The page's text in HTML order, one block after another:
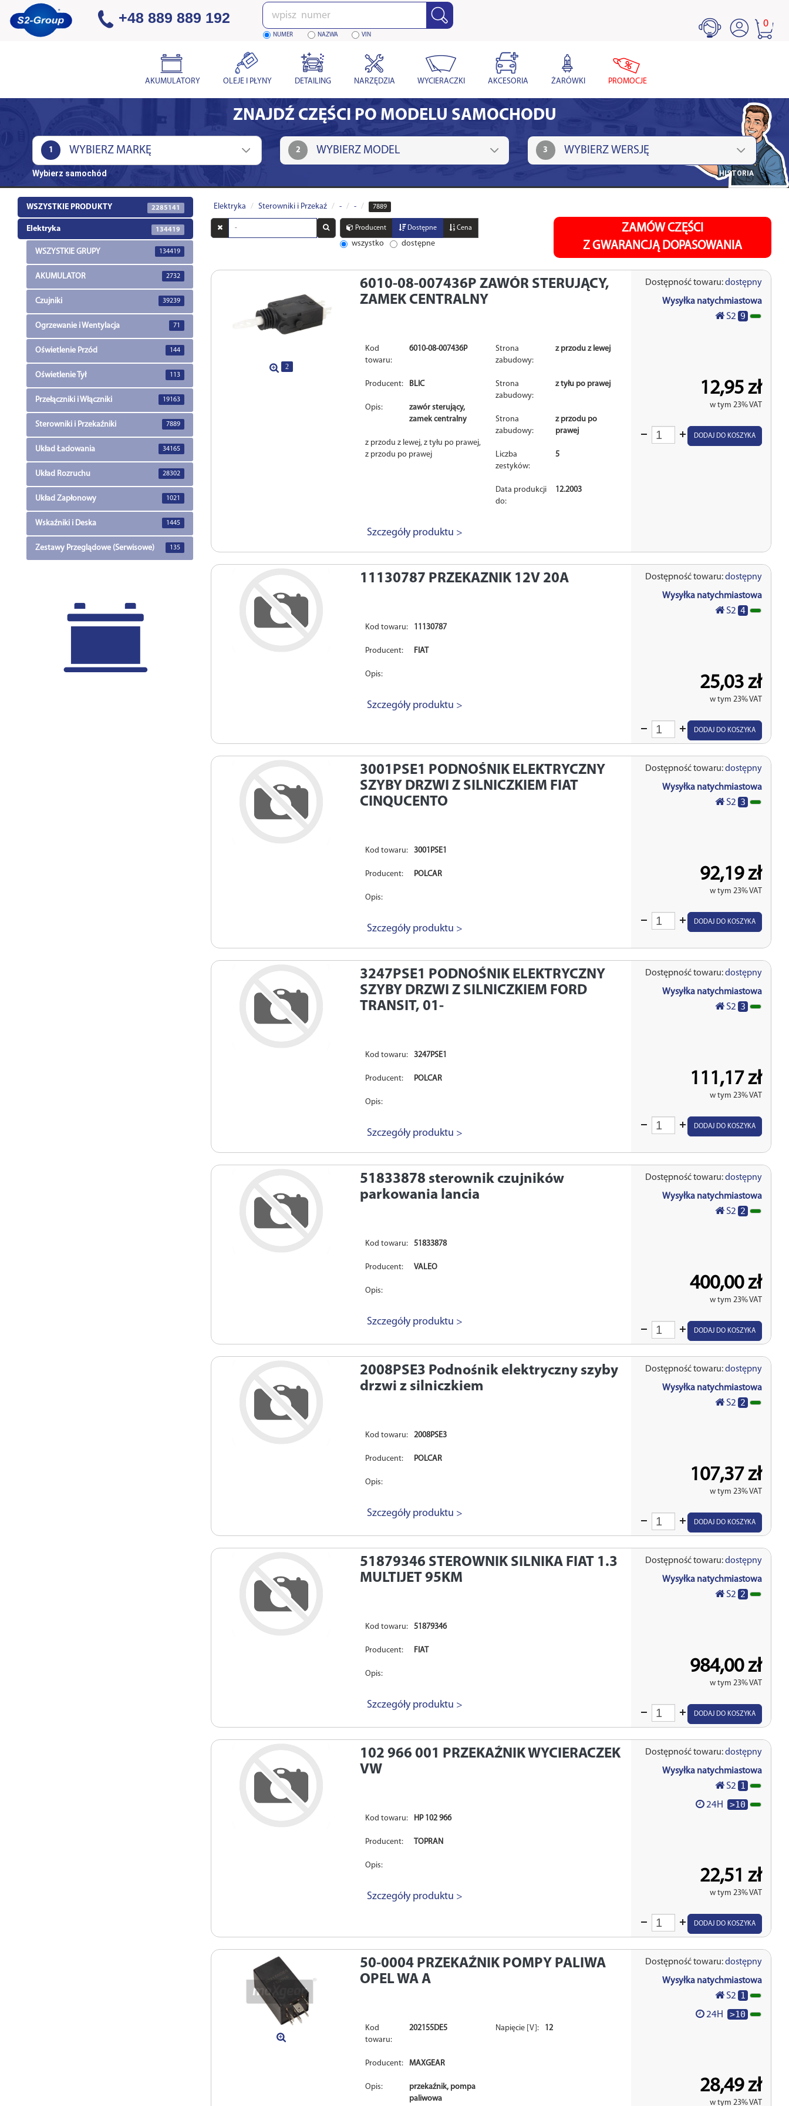
+48 889 889 192 Wpisz
numer
NUMER NAZWA VIN
0
AKUMULATORY OLEJE I PŁYNY DETAILING NARZĘDZIA WYCIERACZKI AKCESORIA ŻARÓWKI PROMOCJE
ZNAJDŹ CZĘŚCI PO MODELU SAMOCHODU
1 2 3
Wybierz samochód HISTORIA
Elektryka Sterowniki i Przekaź - - 7889
Wyszukaj
w
Producent Dostępne Cena
wszystko dostępne
ZAMÓW CZĘŚCI
Z GWARANCJĄ DOPASOWANIA
2
6010-08-007436P ZAWÓR STERUJĄCY,
ZAMEK CENTRALNY
Kod
towaru:
6010-08-007436P
Producent: BLIC
Opis:
zawór sterujący,
zamek centralny
z przodu z lewej, z tyłu po prawej,
z przodu po prawej
Strona
zabudowy:
z przodu z lewej
Strona
zabudowy:
z tyłu po prawej
Strona
zabudowy:
z przodu po
prawej
Liczba
zestyków:
5
Data produkcji
do:
12.2003
Szczegóły produktu >
Dostępność towaru:dostępny
Wysyłka natychmiastowa
S2 9
12,95 zł
w tym 23% VAT
Wprowadź
ilość
DODAJ DO KOSZYKA
11130787 PRZEKAZNIK 12V 20A
Kod towaru: 11130787
Producent: FIAT
Opis:
Szczegóły produktu >
Dostępność towaru:dostępny
Wysyłka natychmiastowa
S2 4
25,03 zł
w tym 23% VAT
Wprowadź
ilość
DODAJ DO KOSZYKA
3001PSE1 PODNOŚNIK ELEKTRYCZNY
SZYBY DRZWI Z SILNICZKIEM FIAT
CINQUCENTO
Kod towaru: 3001PSE1
Producent: POLCAR
Opis:
Szczegóły produktu >
Dostępność towaru:dostępny
Wysyłka natychmiastowa
S2 3
92,19 zł
w tym 23% VAT
Wprowadź
ilość
DODAJ DO KOSZYKA
3247PSE1 PODNOŚNIK ELEKTRYCZNY
SZYBY DRZWI Z SILNICZKIEM FORD
TRANSIT, 01-
Kod towaru: 3247PSE1
Producent: POLCAR
Opis:
Szczegóły produktu >
Dostępność towaru:dostępny
Wysyłka natychmiastowa
S2 3
111,17 zł
w tym 23% VAT
Wprowadź
ilość
DODAJ DO KOSZYKA
51833878 sterownik czujników
parkowania lancia
Kod towaru: 51833878
Producent: VALEO
Opis:
Szczegóły produktu >
Dostępność towaru:dostępny
Wysyłka natychmiastowa
S2 2
400,00 zł
w tym 23% VAT
Wprowadź
ilość
DODAJ DO KOSZYKA
2008PSE3 Podnośnik elektryczny szyby
drzwi z silniczkiem
Kod towaru: 2008PSE3
Producent: POLCAR
Opis:
Szczegóły produktu >
Dostępność towaru:dostępny
Wysyłka natychmiastowa
S2 2
107,37 zł
w tym 23% VAT
Wprowadź
ilość
DODAJ DO KOSZYKA
51879346 STEROWNIK SILNIKA FIAT 1.3
MULTIJET 95KM
Kod towaru: 51879346
Producent: FIAT
Opis:
Szczegóły produktu >
Dostępność towaru:dostępny
Wysyłka natychmiastowa
S2 2
984,00 zł
w tym 23% VAT
Wprowadź
ilość
DODAJ DO KOSZYKA
102 966 001 PRZEKAŹNIK WYCIERACZEK
VW
Kod towaru: HP 102 966
Producent: TOPRAN
Opis:
Szczegóły produktu >
Dostępność towaru:dostępny
Wysyłka natychmiastowa
S2 1
24H >10
22,51 zł
w tym 23% VAT
Wprowadź
ilość
DODAJ DO KOSZYKA
50-0004 PRZEKAŹNIK POMPY PALIWA
OPEL WA A
Kod
towaru:
202155DE5
Producent: MAXGEAR
Opis:
przekaźnik, pompa
paliwowa
Napięcie [V]: 12
Dostępność towaru:dostępny
Wysyłka natychmiastowa
S2 1
24H >10
28,49 zł
w tym 23% VAT
WSZYSTKIE PRODUKTY 2285141
Elektryka 134419
WSZYSTKIE GRUPY 134419
AKUMULATOR 2732
Czujniki 39239
Ogrzewanie i Wentylacja 71
Oświetlenie Przód 144
Oświetlenie Tył 113
Przełączniki i Włączniki 19163
Sterowniki i Przekaźniki 7889
Układ Ładowania 34165
Układ Rozruchu 28302
Układ Zapłonowy 1021
Wskaźniki i Deska 1445
Zestawy Przeglądowe (Serwisowe) 135